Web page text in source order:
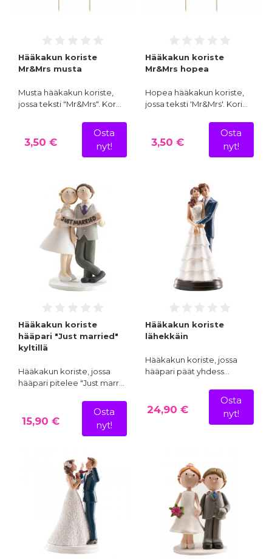
Hääkakun koriste
Mr&Mrs musta
Musta hääkakun koriste,
jossa teksti "Mr&Mrs". Kor…
3,50 €
Osta
nyt!
Hääkakun koriste
Mr&Mrs hopea
Hopea hääkakun koriste,
jossa teksti 'Mr&Mrs'. Kori…
3,50 €
Osta
nyt!
Hääkakun koriste
hääpari "Just married"
kyltillä
Hääkakun koriste, jossa
hääpari pitelee "Just marr…
15,90 €
Osta
nyt!
Hääkakun koriste
lähekkäin
Hääkakun koriste, jossa
hääpari päät yhdess…
24,90 €
Osta
nyt!